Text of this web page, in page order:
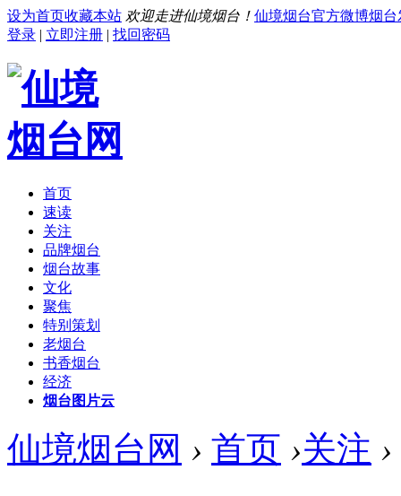
设为首页收藏本站 欢迎走进仙境烟台！ 仙境烟台官方微博烟台
登录 | 立即注册 | 找回密码
首页
速读
关注
品牌烟台
烟台故事
文化
聚焦
特别策划
老烟台
书香烟台
经济
烟台图片云
仙境烟台网 › 首页 ›关注 ›